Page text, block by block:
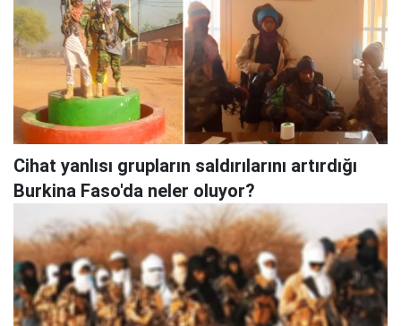
Cihat yanlısı grupların saldırılarını artırdığı
Burkina Faso'da neler oluyor?